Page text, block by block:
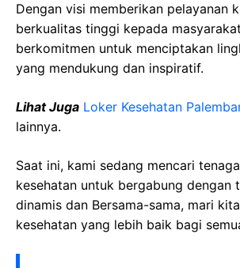
Dengan visi memberikan pelayanan
berkualitas tinggi kepada
berkomitmen untuk menciptakan
yang mendukung dan inspiratif.
Lihat Juga Loker Kesehatan
lainnya.
Saat ini, kami sedang mencari tenaga
kesehatan untuk bergabung dengan
dinamis dan Bersama-sama, mari
kesehatan yang lebih baik bagi